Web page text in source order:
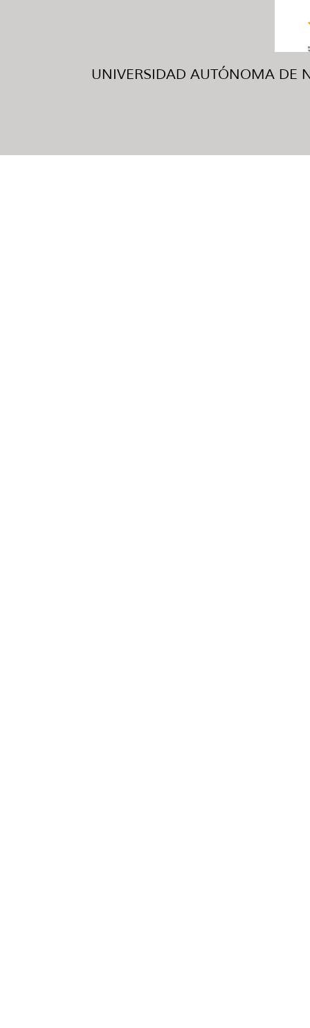
UNIVERSIDAD AUTÓNOMA DE